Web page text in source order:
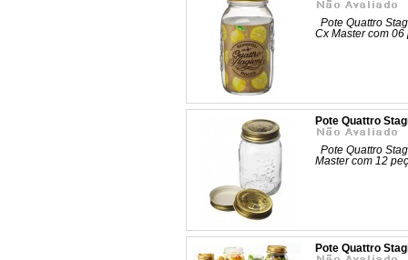
Pote Quattro
Cx Master com 06
Pote Quattro
Pote Quattro
Master com 12
Pote Quattro